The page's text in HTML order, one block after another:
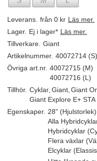
Leverans. från 0 kr Läs mer.
Lager. Ej i lager* Läs mer.
Tillverkare. Giant
Artikelnummer. 40072714 (S)
Övriga art.nr. 40072715 (M)
40072716 (L)
Tillhör. Cyklar Giant Giant
Giant Explore E+ STA
Egenskaper. 28" (Hjulstorlek)
Alla
Hybridcyklar
Flera växlar
Elcyklar